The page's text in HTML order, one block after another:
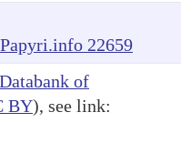
Papyri.info 22659
of
BY), see link: